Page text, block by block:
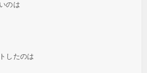
のは
したのは